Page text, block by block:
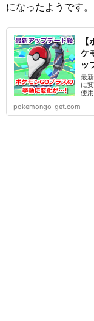
になったようです。
ケ
ッ
最
に
使
pokemongo-get.com